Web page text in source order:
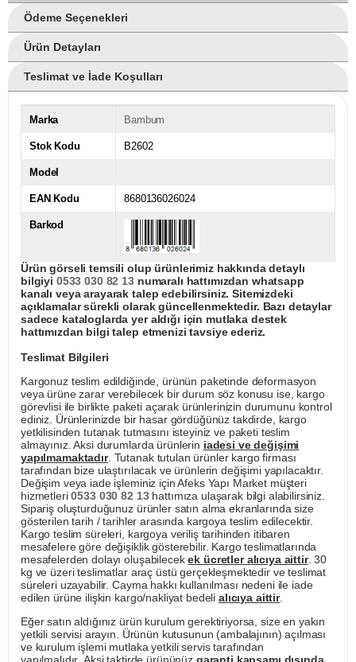
Ödeme Seçenekleri
Ürün Detayları
Teslimat ve İade Koşulları
Marka Bambum
Stok Kodu B2602
Model
EAN Kodu 8680136026024
Barkod
Ürün görseli temsili olup ürünlerimiz hakkında detaylı
bilgiyi 0533 030 82 13numaralı hattımızdan whatsapp
kanalı veya arayarak talep edebilirsiniz. Sitemizdeki
açıklamalar sürekli olarak güncellenmektedir. Bazı detaylar
sadece kataloglarda yer aldığı için mutlaka destek
hattımızdan bilgi talep etmenizi tavsiye ederiz.
Teslimat Bilgileri
Kargonuz teslim edildiğinde, ürünün paketinde deformasyon
veya ürüne zarar verebilecek bir durum söz konusu ise, kargo
görevlisi ile birlikte paketi açarak ürünlerinizin durumunu kontrol
ediniz. Ürünlerinizde bir hasar gördüğünüz takdirde, kargo
yetkilisinden tutanak tutmasını isteyiniz ve paketi teslim
almayınız. Aksi durumlarda ürünlerin iadesi ve değişimi
yapılmamaktadır. Tutanak tutulan ürünler kargo firması
tarafından bize ulaştırılacak ve ürünlerin değişimi yapılacaktır.
Değişim veya iade işleminiz için Afeks Yapı Market müşteri
hizmetleri0533 030 82 13hattımıza ulaşarak bilgi alabilirsiniz.
Sipariş oluşturduğunuz ürünler satın alma ekranlarında size
gösterilen tarih / tarihler arasında kargoya teslim edilecektir.
Kargo teslim süreleri, kargoya veriliş tarihinden itibaren
mesafelere göre değişiklik gösterebilir. Kargo teslimatlarında
mesafelerden dolayı oluşabilecekek ücretler alıcıya aittir. 30
kg ve üzeri teslimatlar araç üstü gerçekleşmektedir ve teslimat
süreleri uzayabilir. Cayma hakkı kullanılması nedeni ile iade
edilen ürüne ilişkin kargo/nakliyat bedeli alıcıya aittir.
Eğer satın aldığınız ürün kurulum gerektiriyorsa, size en yakın
yetkili servisi arayın. Ürünün kutusunun (ambalajının) açılması
ve kurulum işlemi mutlaka yetkili servis tarafından